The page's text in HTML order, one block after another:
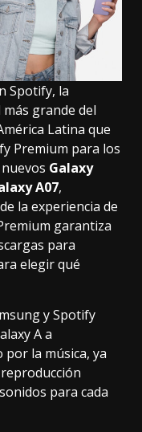
Spotify, la
grande del
Latina que
Premium para los
Galaxy
A07,
la experiencia de
garantiza
para
elegir qué
y Spotify
A a
la música, ya
para cada